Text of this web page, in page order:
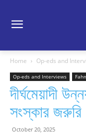
Home Op-eds and
Op-eds and Interviews
দীর্ঘমেয়াদী
সংস্কার
October 20, 2025